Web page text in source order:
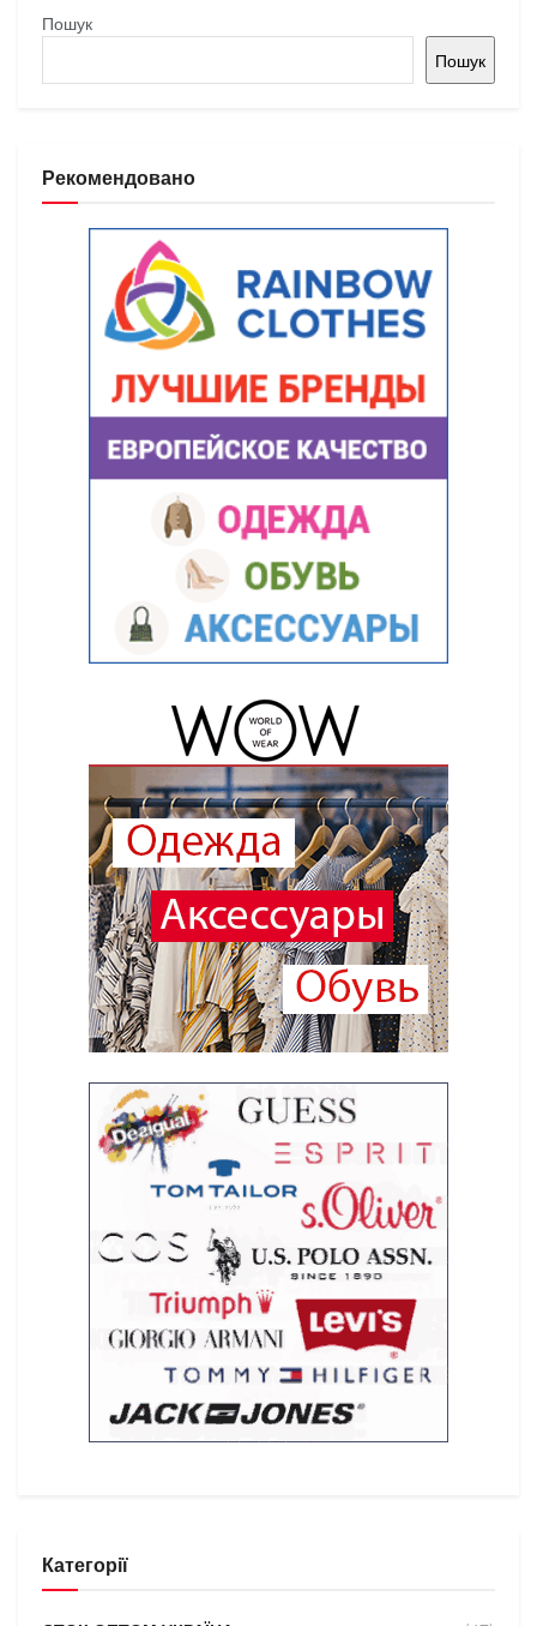
Пошук
Пошук
Рекомендовано
Категорії